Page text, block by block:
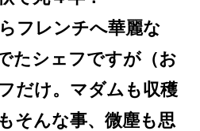
フレンチへ華麗な
たシェフですが（お
だけ。マダムも収穫
そんな事、微塵も思